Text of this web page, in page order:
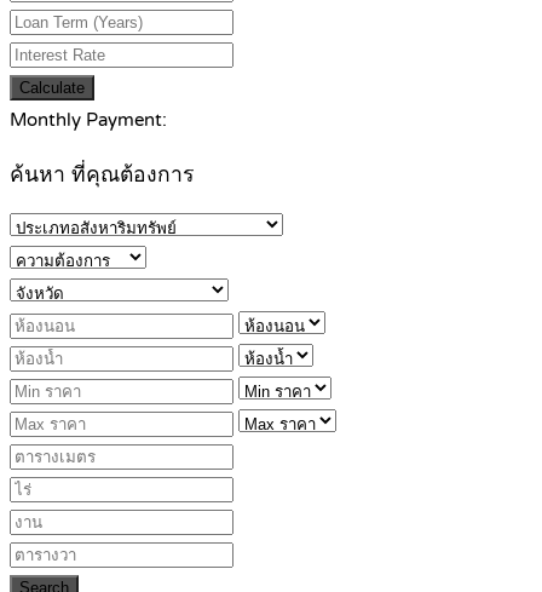
Calculate
Monthly Payment:
ค้นหา ที่คุณต้องการ
Search